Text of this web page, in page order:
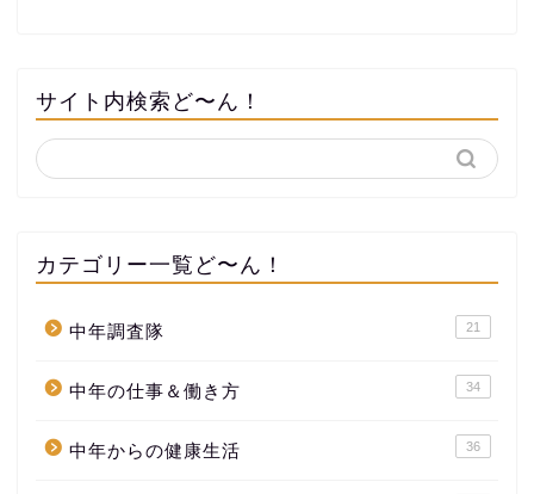
サイト内検索ど〜ん！
カテゴリー一覧ど〜ん！
中年調査隊 21
中年の仕事＆働き方 34
中年からの健康生活 36